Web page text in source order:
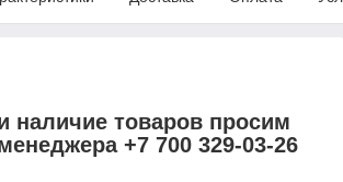
наличие товаров просим
+7 700 329-03-26